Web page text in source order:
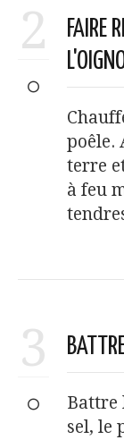
2
FAIRE
poêle.
terre
à feu
3
Battre
sel, le